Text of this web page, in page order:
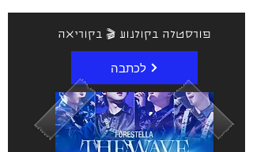
פורסטלה בקולנוע 🎬 בקוריאה
לכתבה